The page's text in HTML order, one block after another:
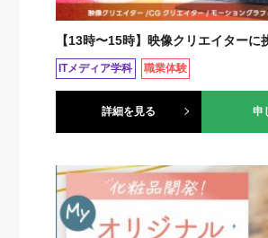
【13時〜15時】映像クリエイターに
ITメディア学科 職業体験
詳細を見る 申